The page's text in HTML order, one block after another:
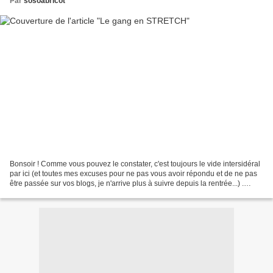
Bonsoir ! Comme vous pouvez le constater, c'est toujours le vide intersidéral
par ici (et toutes mes excuses pour ne pas vous avoir répondu et de ne pas
être passée sur vos blogs, je n'arrive plus à suivre depuis la rentrée...) .